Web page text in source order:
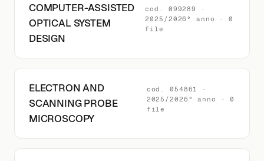
COMPUTER-ASSISTED
OPTICAL SYSTEM
DESIGN
cod. 099289 ·
2025/2026° anno · 0
file
ELECTRON AND
SCANNING PROBE
MICROSCOPY
cod. 054861 ·
2025/2026° anno · 0
file